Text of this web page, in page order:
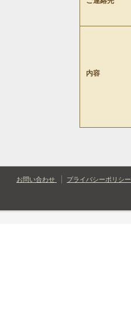
内容
お問い合わせ プライバシーポリシー